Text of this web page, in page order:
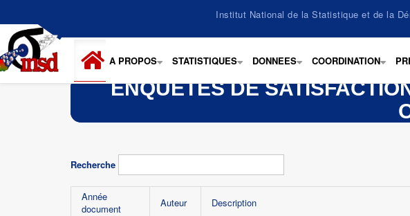
contenu
principal
Institut National de la Statistique et de la
+
A PROPOS
+
STATISTIQUES
+
DONNEES
+
COORDINATION
ENQUETES DE
Recherche
Année
document
Auteur Description